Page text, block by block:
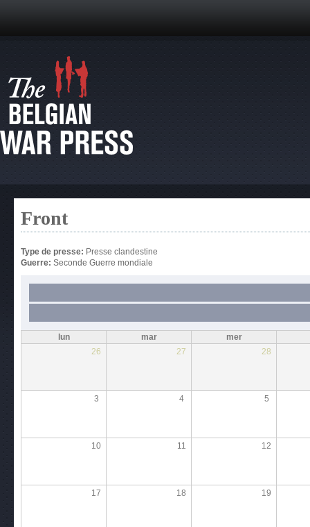
Front
Type de presse: Presse clandestine
Guerre: Seconde Guerre mondiale
lun mar
mer
26
27 28
3 4 5
10 11 12
17 18 19